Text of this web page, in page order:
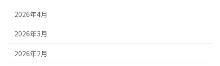
2026年4月
2026年3月
2026年2月